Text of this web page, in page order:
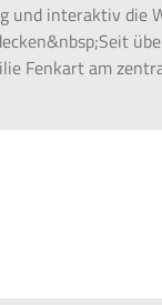
und interaktiv die
Fenkart am